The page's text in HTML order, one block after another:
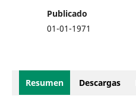
Publicado
01-01-1971
Resumen Descargas